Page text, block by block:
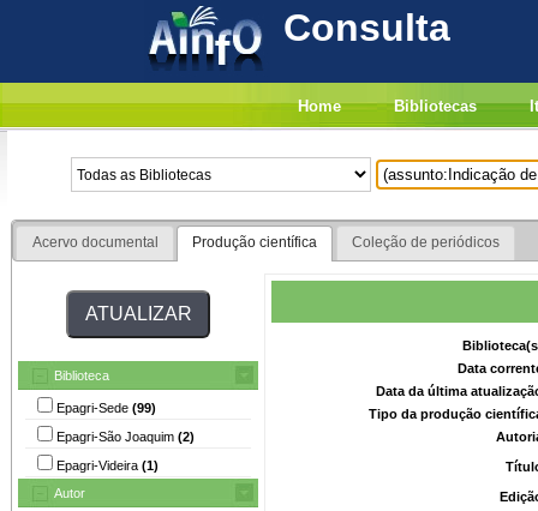
Consulta
Home Bibliotecas
Acervo documental Produção científica Coleção de periódicos
Biblioteca
Epagri-Sede (99)
Epagri-São Joaquim (2)
Epagri-Videira (1)
Autor
Data
Data da última
Tipo da produção